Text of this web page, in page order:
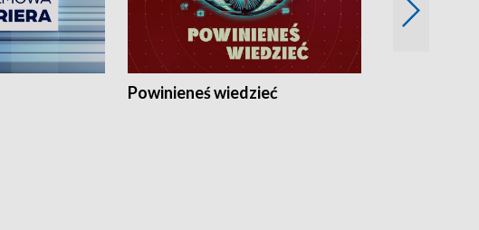
Powinieneś wiedzieć